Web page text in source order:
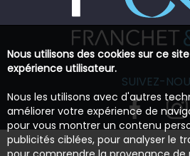
SUIVEZ-
Nous utilisons des cookies sur ce
expérience utilisateur.
Nous les utilisons avec d'autres
améliorer votre expérience de
pour vous montrer un contenu
publicités ciblées, pour analyser le